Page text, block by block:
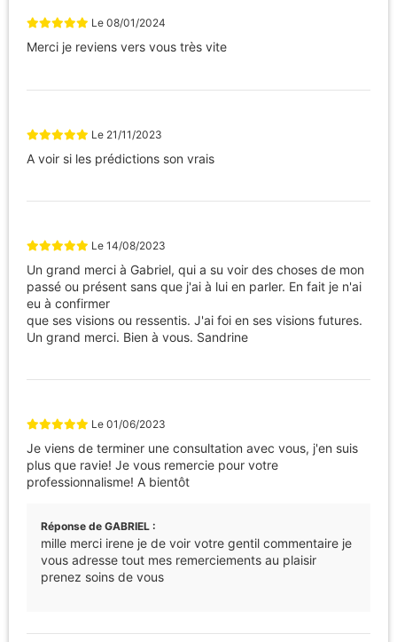
Le 08/01/2024
Merci je reviens vers vous très vite
Le 21/11/2023
A voir si les prédictions son vrais
Le 14/08/2023
Un grand merci à Gabriel, qui a su voir des choses de mon
passé ou présent sans que j'ai à lui en parler. En fait je n'ai
eu à confirmer
que ses visions ou ressentis. J'ai foi en ses visions futures.
Un grand merci. Bien à vous. Sandrine
Le 01/06/2023
Je viens de terminer une consultation avec vous, j'en suis
plus que ravie! Je vous remercie pour votre
professionnalisme! A bientôt
Réponse de GABRIEL :
mille merci irene je de voir votre gentil commentaire je
vous adresse tout mes remerciements au plaisir
prenez soins de vous